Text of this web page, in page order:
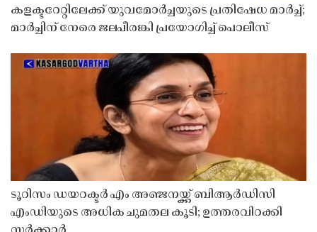
കളക്ടറേറ്റിലേക്ക് യുവമോർച്ചയുടെ പ്രതിഷേധ മാർച്ച്;
മാർച്ചിന് നേരെ ജലപീരങ്കി പ്രയോഗിച്ച് പൊലീസ്
ടൂറിസം ഡയറക്ടർ എം അഞ്ജനയ്ക്ക് ബിആർഡിസി
എംഡിയുടെ അധിക ചുമതല കൂടി; ഉത്തരവിറക്കി